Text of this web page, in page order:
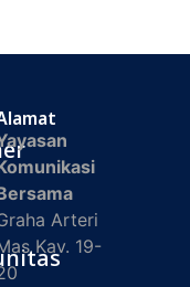
Arteri
Kav. 19-